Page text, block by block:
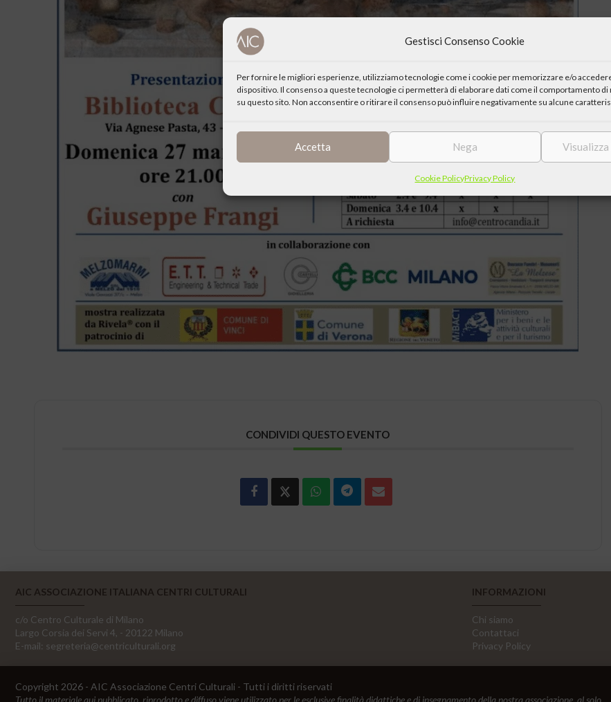
Gestisci Consenso Cookie
Per fornire le migliori esperienze, utilizziamo tecnologie come i cookie per memorizzare e/o
dispositivo. Il consenso a queste tecnologie ci permetterà di elaborare dati come il comportamento di
su questo sito. Non acconsentire o ritirare il consenso può influire negativamente su alcune
Accetta Nega
Cookie PolicyPrivacy Policy
CONDIVIDI QUESTO EVENTO
AIC ASSOCIAZIONE ITALIANA CENTRI CULTURALI
c/o Centro Culturale di Milano
Largo Corsia dei Servi 4, - 20122 Milano
E-mail: segreteria@centriculturali.org
INFORMAZIONI
Chi siamo
Contattaci
Privacy Policy
Copyright 2026 - AIC Associazione Centri Culturali - Tutti i diritti riservati
Tutto il materiale qui pubblicato, riprodotto e diffuso viene utilizzato per le esclusive finalità didattiche e di insegnamento della nostra associazione, al solo